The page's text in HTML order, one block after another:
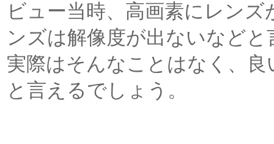
ビュー当時、高画素にレン
ンズは解像度が出ないなど
実際はそんなことはなく、
と言えるでしょう。